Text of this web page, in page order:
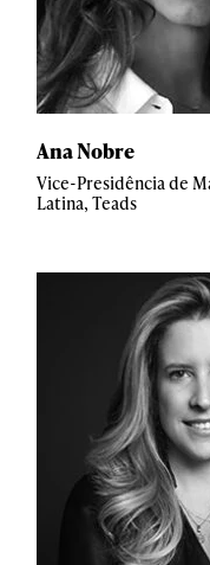
Ana Nobre
Vice-Presidência de
Latina, Teads